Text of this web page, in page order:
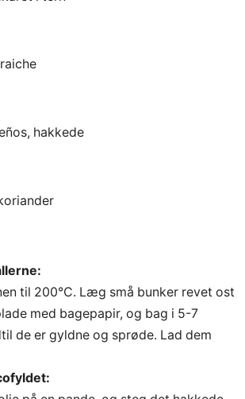
hakkede
til 200°C. Læg små bunker revet ost
med bagepapir, og bag i 5-7
de er gyldne og sprøde. Lad dem